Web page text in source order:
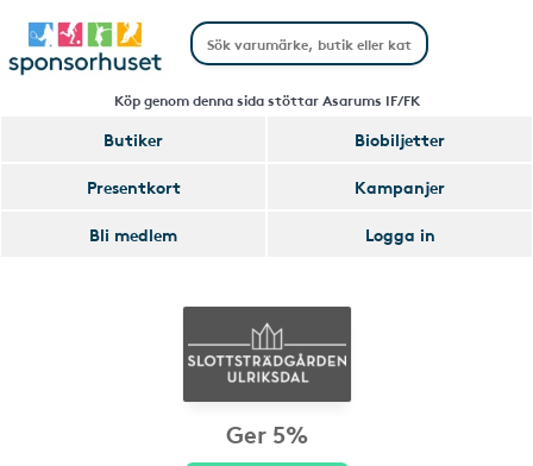
Köp genom denna sida stöttar Asarums IF/FK
Butiker
Biobiljetter
Presentkort
Kampanjer
Bli medlem
Logga in
Ger 5%